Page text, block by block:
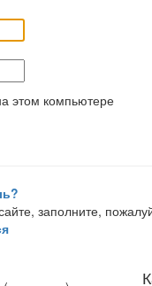
этом компьютере
заполните,